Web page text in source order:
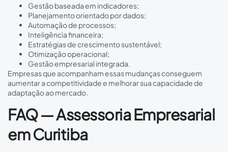
Gestão baseada em indicadores;
Planejamento orientado por dados;
Automação de processos;
Inteligência financeira;
Estratégias de crescimento sustentável;
Otimização operacional;
Gestão empresarial integrada.
Empresas que acompanham essas mudanças conseguem
aumentar a competitividade e melhorar sua capacidade de
adaptação ao mercado.
FAQ — Assessoria Empresarial
em Curitiba